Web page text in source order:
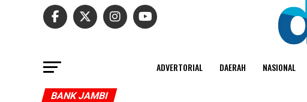
ADVERTORIAL DAERAH NASIONAL
BANK JAMBI